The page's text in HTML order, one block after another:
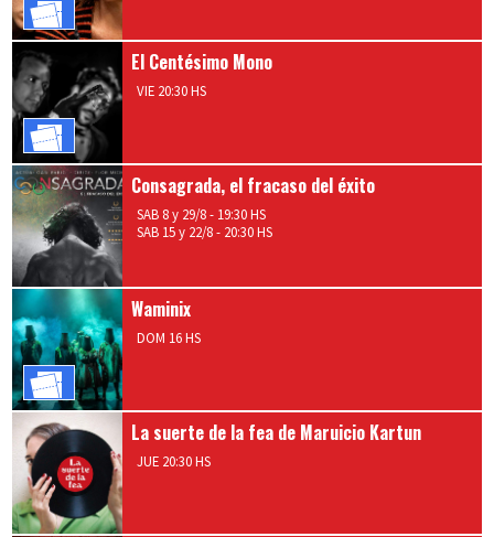
Comprar
Entradas
El Centésimo Mono
VIE 20:30 HS
Comprar
Entradas
Consagrada, el fracaso del éxito
SAB 8 y 29/8 - 19:30 HS
SAB 15 y 22/8 - 20:30 HS
Waminix
DOM 16 HS
Comprar
Entradas
La suerte de la fea de Maruicio Kartun
JUE 20:30 HS